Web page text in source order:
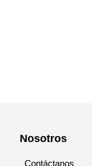
Nosotros
Contáctanos